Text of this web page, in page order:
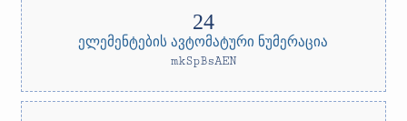
ელემენტების ავტომატური ნუმერაცია
mkSpBsAEN